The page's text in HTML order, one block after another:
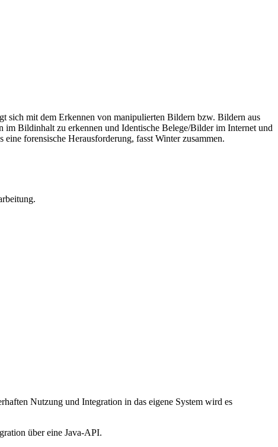
sich mit dem Erkennen von manipulierten Bildern bzw. Bildern aus
im Bildinhalt zu erkennen und Identische Belege/Bilder im Internet und
forensische Herausforderung, fasst Winter zusammen.
Nutzung und Integration in das eigene System wird es
über eine Java-API.